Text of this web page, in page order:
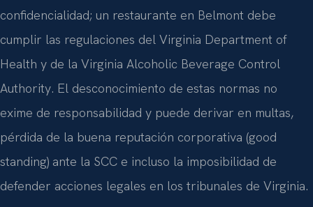
confidencialidad; un restaurante en Belmont debe
cumplir las regulaciones del Virginia Department of
Health y de la Virginia Alcoholic Beverage Control
Authority. El desconocimiento de estas normas no
exime de responsabilidad y puede derivar en multas,
pérdida de la buena reputación corporativa (good
standing) ante la SCC e incluso la imposibilidad de
defender acciones legales en los tribunales de Virginia.